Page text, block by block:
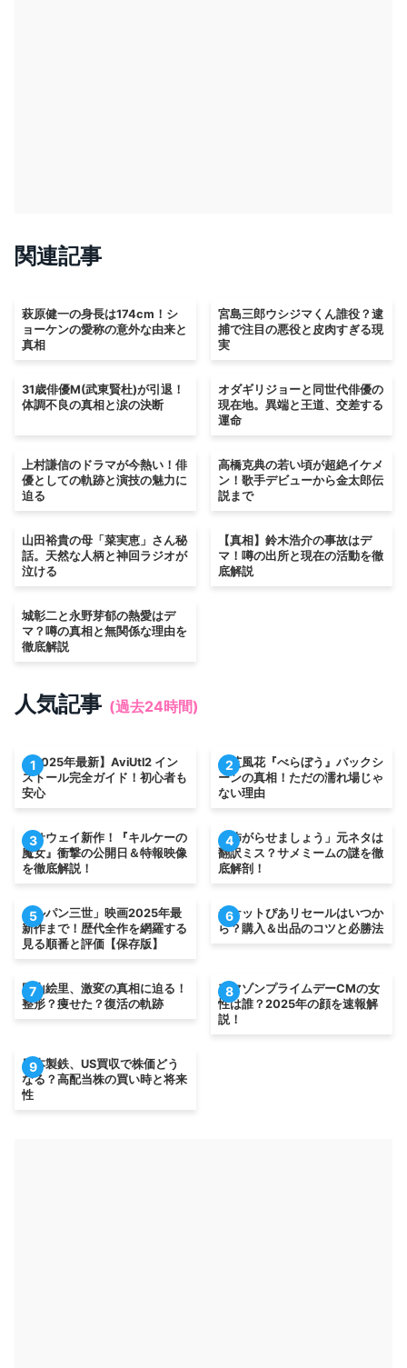
関連記事
萩原健一の身長は174cm！シ
ョーケンの愛称の意外な由来と
真相
宮島三郎ウシジマくん誰役？逮
捕で注目の悪役と皮肉すぎる現
実
31歳俳優M(武東賢杜)が引退！
体調不良の真相と涙の決断
オダギリジョーと同世代俳優の
現在地。異端と王道、交差する
運命
上村謙信のドラマが今熱い！俳
優としての軌跡と演技の魅力に
迫る
高橋克典の若い頃が超絶イケメ
ン！歌手デビューから金太郎伝
説まで
山田裕貴の母「菜実恵」さん秘
話。天然な人柄と神回ラジオが
泣ける
【真相】鈴木浩介の事故はデ
マ！噂の出所と現在の活動を徹
底解説
城彰二と永野芽郁の熱愛はデ
マ？噂の真相と無関係な理由を
徹底解説
人気記事 (過去24時間)
1
【2025年最新】AviUtl2 イン
ストール完全ガイド！初心者も
安心
2
小芝風花『べらぼう』バックシ
ーンの真相！ただの濡れ場じゃ
ない理由
3
ハサウェイ新作！『キルケーの
魔女』衝撃の公開日＆特報映像
を徹底解説！
4
「怖がらせましょう」元ネタは
翻訳ミス？サメミームの謎を徹
底解剖！
5
「ルパン三世」映画2025年最
新作まで！歴代全作を網羅する
見る順番と評価【保存版】
6
チケットぴあリセールはいつか
ら？購入＆出品のコツと必勝法
7
岡山絵里、激変の真相に迫る！
整形？痩せた？復活の軌跡
8
アマゾンプライムデーCMの女
性は誰？2025年の顔を速報解
説！
9
日本製鉄、US買収で株価どう
なる？高配当株の買い時と将来
性